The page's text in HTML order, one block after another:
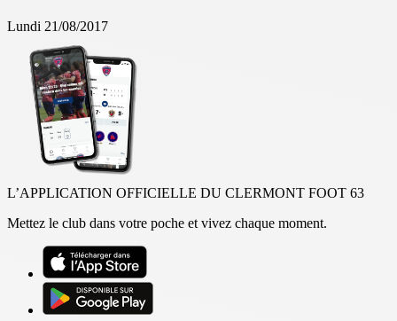
Lundi 21/08/2017
L’APPLICATION OFFICIELLE DU CLERMONT FOOT 63
Mettez le club dans votre poche et vivez chaque moment.